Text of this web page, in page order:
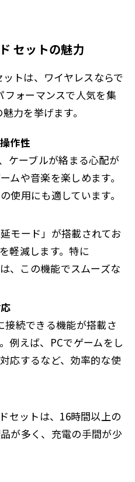
セットの魅力
トは、ワイヤレスならで
フォーマンスで人気を集
力を挙げます。
作性
ケーブルが絡まる心配が
ムや音楽を楽しめます。
使用にも適しています。
モード」が搭載されてお
軽減します。特に
、この機能でスムーズな
接続できる機能が搭載さ
例えば、PCでゲームをし
応するなど、効率的な使
セットは、16時間以上の
が多く、充電の手間が少